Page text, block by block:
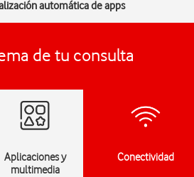
automática de apps
de tu consulta
Aplicaciones y
multimedia
Conectividad